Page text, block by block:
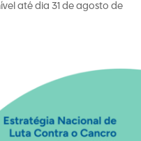
até dia 31 de agosto de